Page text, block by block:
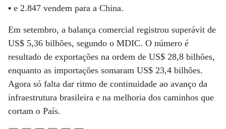
• e 2.847 vendem para a China.
Em setembro, a balança comercial registrou superávit de
US$ 5,36 bilhões, segundo o MDIC. O número é
resultado de exportações na ordem de US$ 28,8 bilhões,
enquanto as importações somaram US$ 23,4 bilhões.
Agora só falta dar ritmo de continuidade ao avanço da
infraestrutura brasileira e na melhoria dos caminhos que
cortam o País.